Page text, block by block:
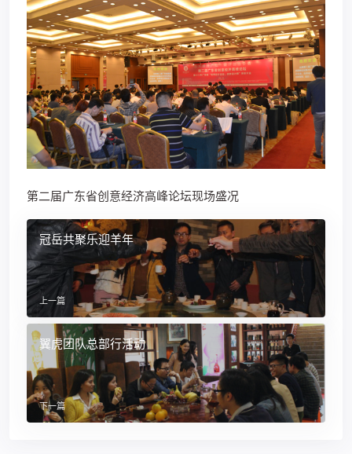
第二届广东省创意经济高峰论坛现场盛况
冠岳共聚乐迎羊年
上一篇
翼虎团队总部行活动
下一篇